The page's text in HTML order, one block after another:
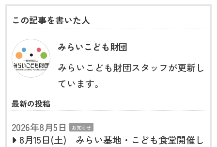
この記事を書いた人
みらいこども財団
みらいこども財団スタッフが更新し
ています。
最新の投稿
2026年8月5日 お知らせ
8月15日(土) みらい基地・こども食堂開催し